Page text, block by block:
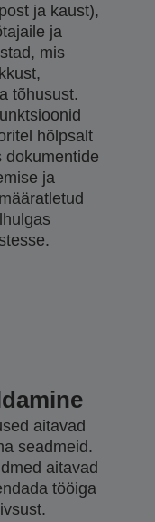
ja kaust),
ja
mis
tõhusust.
hõlpsalt
dokumentide
ja
aitavad
seadmeid.
aitavad
tööiga